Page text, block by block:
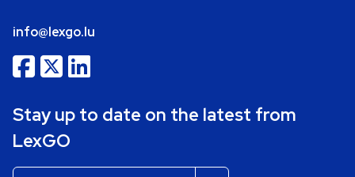
info@lexgo.lu
Stay up to date on the latest from
LexGO